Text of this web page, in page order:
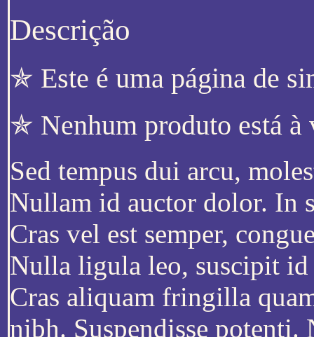
Descrição
✯ Este é uma página de
✯ Nenhum produto está
Sed tempus dui arcu,
Nullam id auctor dolor. In
Cras vel est semper,
Nulla ligula leo, suscipit id
Cras aliquam fringilla
nibh. Suspendisse potenti.